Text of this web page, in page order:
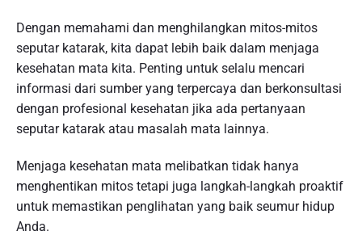
Dengan memahami dan menghilangkan mitos-mitos
seputar katarak, kita dapat lebih baik dalam menjaga
kesehatan mata kita. Penting untuk selalu mencari
informasi dari sumber yang terpercaya dan berkonsultasi
dengan profesional kesehatan jika ada pertanyaan
seputar katarak atau masalah mata lainnya.
Menjaga kesehatan mata melibatkan tidak hanya
menghentikan mitos tetapi juga langkah-langkah proaktif
untuk memastikan penglihatan yang baik seumur hidup
Anda.